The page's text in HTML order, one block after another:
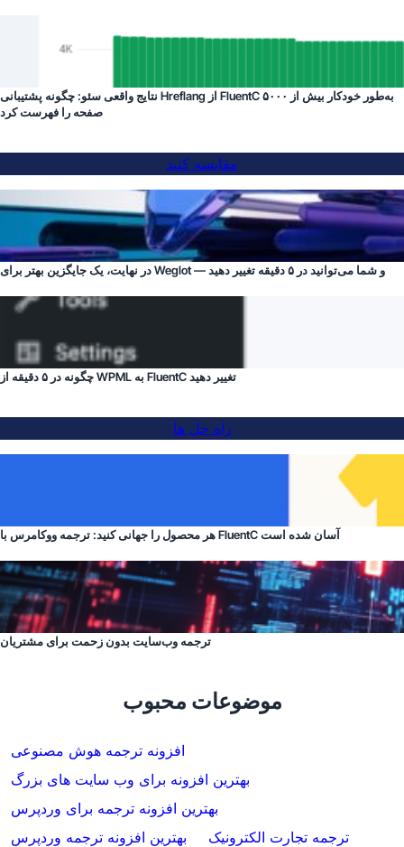
نتایج واقعی سئو: چگونه پشتیبانی Hreflang از FluentC به‌طور خودکار بیش از ۵۰۰۰
صفحه را فهرست کرد
مقایسه کنید
در نهایت، یک جایگزین بهتر برای Weglot — و شما می‌توانید در ۵ دقیقه تغییر دهید
چگونه در ۵ دقیقه از WPML به FluentC تغییر دهید
راه حل ها
هر محصول را جهانی کنید: ترجمه ووکامرس با FluentC آسان شده است
ترجمه وب‌سایت بدون زحمت برای مشتریان
موضوعات محبوب
افزونه ترجمه هوش مصنوعی
بهترین افزونه برای وب سایت های بزرگ
بهترین افزونه ترجمه برای وردپرس
بهترین افزونه ترجمه وردپرس
ترجمه تجارت الکترونیک